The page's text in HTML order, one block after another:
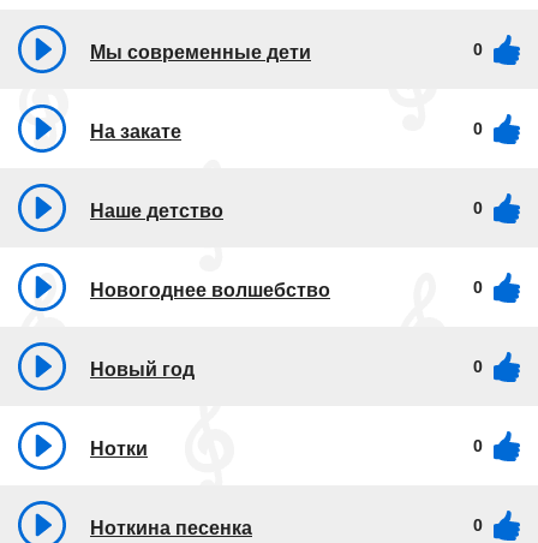
Мы современные дети 0
На закате 0
Наше детство 0
Новогоднее волшебство 0
Новый год 0
Нотки 0
Ноткина песенка 0